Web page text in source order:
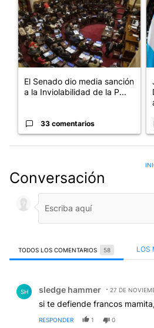
El Senado dio media sanción
a la Inviolabilidad de la P...
33 comentarios
Conversación
TODOS LOS COMENTARIOS 58 LOS
SH sledge hammer 27 DE
si te defiende francos
RESPONDER 1 0